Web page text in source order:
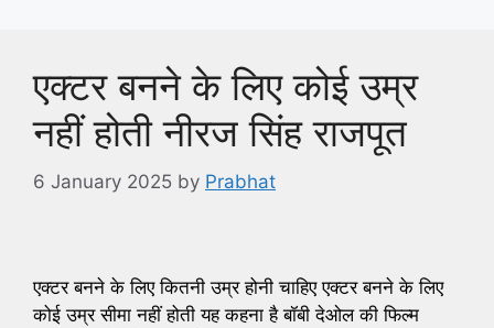
एक्टर बनने के लिए कोई उम्र
नहीं होती नीरज सिंह राजपूत
6 January 2025 by Prabhat
एक्टर बनने के लिए कितनी उम्र होनी चाहिए एक्टर बनने के लिए
कोई उम्र सीमा नहीं होती यह कहना है बॉबी देओल की फिल्म